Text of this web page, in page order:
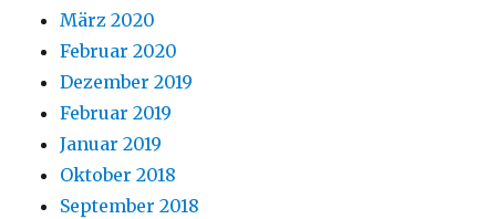
März 2020
Februar 2020
Dezember 2019
Februar 2019
Januar 2019
Oktober 2018
September 2018